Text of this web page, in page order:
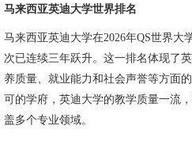
马来西亚英迪大学世界排名
马来西亚英迪大学在2026年QS世界大
次已连续三年跃升。这一排名体现了
养质量、就业能力和社会声誉等方面
可的学府，英迪大学的教学质量一流
盖多个专业领域。